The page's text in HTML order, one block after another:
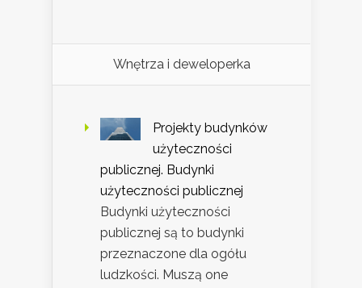
Wnętrza i deweloperka
Projekty budynków
użyteczności
publicznej. Budynki
użyteczności publicznej
Budynki użyteczności
publicznej są to budynki
przeznaczone dla ogółu
ludzkości. Muszą one